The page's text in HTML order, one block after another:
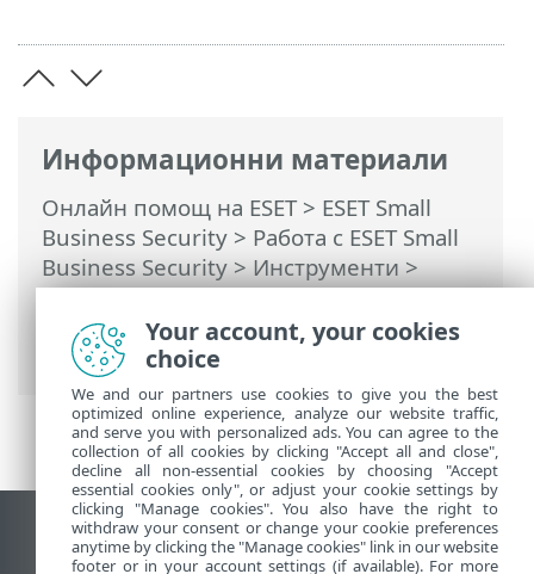
Информационни материали
Онлайн помощ на ESET> ESET Small
Business Security > Работа с ESET Small
Business Security>Инструменти>
Планировчик> Диалогови прозорци –
Разписание > Подробности за задачата
– Изпълнение на приложение
Преглед на настолна версия на сайт
Your account, your cookies
choice
We and our partners use cookies to give you the best
optimized online experience, analyze our website traffic,
and serve you with personalized ads. You can agree to the
collection of all cookies by clicking "Accept all and close",
decline all non-essential cookies by choosing "Accept
essential cookies only", or adjust your cookie settings by
clicking "Manage cookies". You also have the right to
withdraw your consent or change your cookie preferences
anytime by clicking the "Manage cookies" link in our website
footer or in your account settings (if available). For more